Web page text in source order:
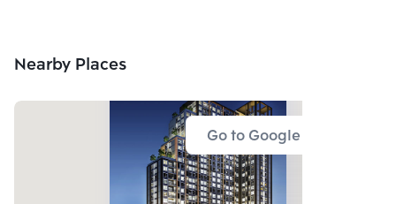
Nearby Places
Go to Google Map